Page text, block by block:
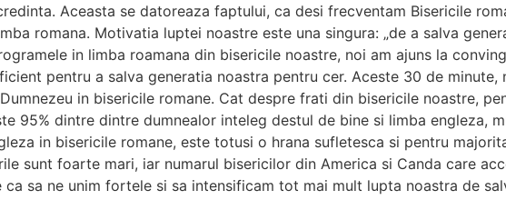
Aceasta se datoreaza faptului, ca desi frecventam Bisericile
romana. Motivatia luptei noastre este una singura: „de a salva
in limba roamana din bisericile noastre, noi am ajuns la
pentru a salva generatia noastra pentru cer. Aceste 30 de
in bisericile romane. Cat despre frati din bisericile noastre,
95% dintre dintre dumnealor inteleg destul de bine si limba engleza,
in bisericile romane, este totusi o hrana sufletesca si pentru
sunt foarte mari, iar numarul bisericilor din America si Canda care
ca sa ne unim fortele si sa intensificam tot mai mult lupta noastra de